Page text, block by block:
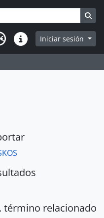
Enlaces rápidos
Iniciar sesión
término relacionado